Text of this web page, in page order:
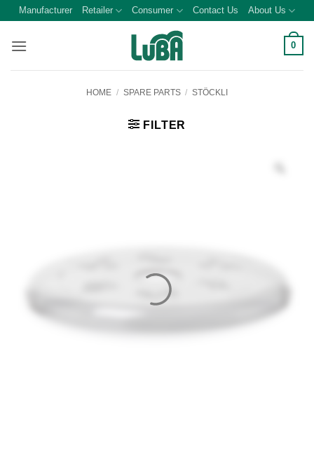
Skip
content
Manufacturer Retailer Consumer Contact Us About Us
0
HOME / SPARE PARTS / STÖCKLI
FILTER